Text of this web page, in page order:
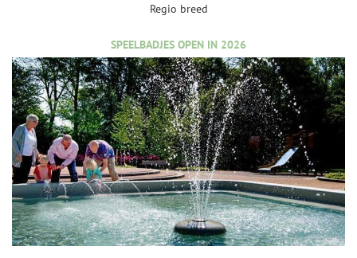
Regio breed
SPEELBADJES OPEN IN 2026